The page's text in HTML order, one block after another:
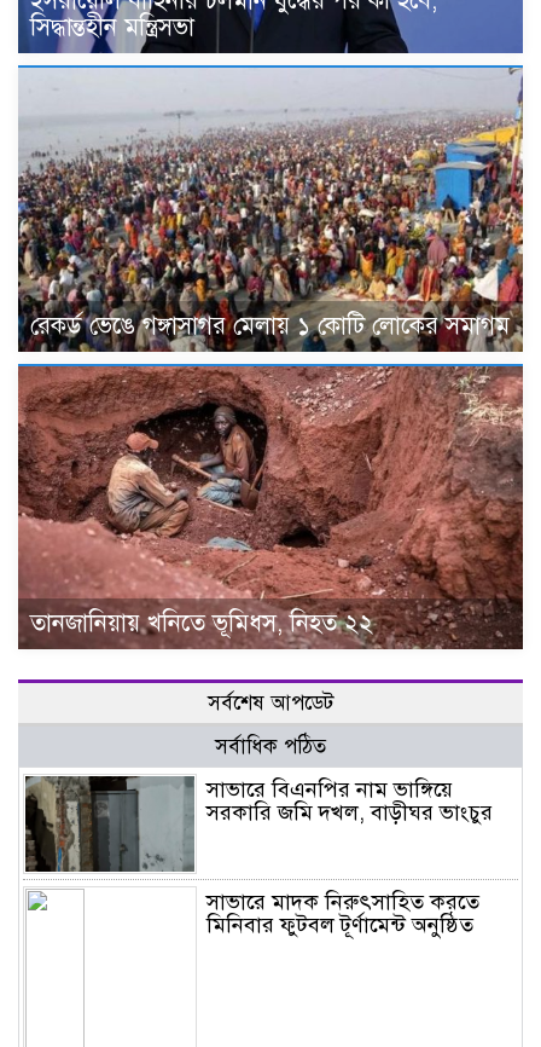
সিদ্ধান্তহীন মন্ত্রিসভা
রেকর্ড ভেঙে গঙ্গাসাগর মেলায় ১ কোটি লোকের সমাগম
তানজানিয়ায় খনিতে ভূমিধস, নিহত ২২
সর্বশেষ আপডেট
সর্বাধিক পঠিত
সাভারে বিএনপির নাম ভাঙ্গিয়ে
সরকারি জমি দখল, বাড়ীঘর ভাংচুর
সাভারে মাদক নিরুৎসাহিত করতে
মিনিবার ফুটবল টূর্ণামেন্ট অনুষ্ঠিত